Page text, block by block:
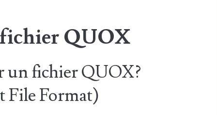
QUOX
fichier QUOX?
File Format)